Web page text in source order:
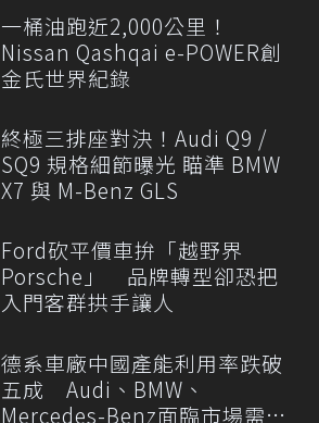
一桶油跑近2,000公里！
Nissan Qashqai e-POWER創
金氏世界紀錄
終極三排座對決！Audi Q9 /
SQ9 規格細節曝光 瞄準 BMW
X7 與 M-Benz GLS
Ford砍平價車拚「越野界
Porsche」 品牌轉型卻恐把
入門客群拱手讓人
德系車廠中國產能利用率跌破
五成 Audi、BMW、
Mercedes-Benz面臨市場需求